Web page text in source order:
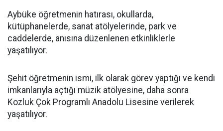
Aybüke öğretmenin hatırası, okullarda,
kütüphanelerde, sanat atölyelerinde, park ve
caddelerde, anısına düzenlenen etkinliklerle
yaşatılıyor.
Şehit öğretmenin ismi, ilk olarak görev yaptığı ve kendi
imkanlarıyla açtığı müzik atölyesine, daha sonra
Kozluk Çok Programlı Anadolu Lisesine verilerek
yaşatılıyor.